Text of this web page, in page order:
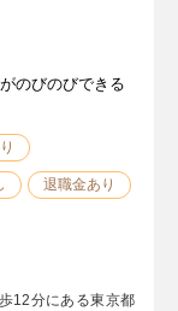
のびのびできる
退職金あり
12分にある東京都